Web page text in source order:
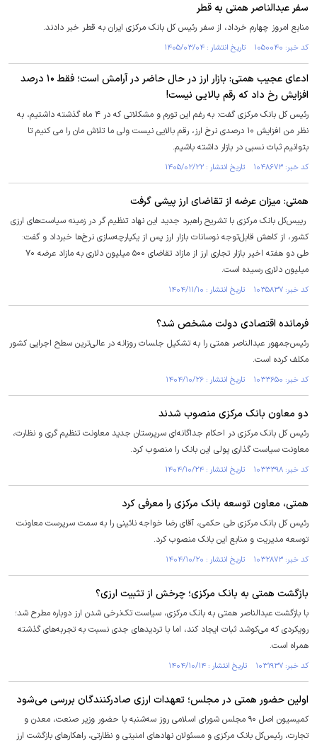
سفر عبدالناصر همتی به قطر
منابع امروز چهارم خرداد، از سفر رئیس کل بانک مرکزی ایران به قطر خبر دادند.
کد خبر: ۱۰۵۰۰۴۰ تاریخ انتشار : ۱۴۰۵/۰۳/۰۴
ادعای عجیب همتی: بازار ارز در حال حاضر در آرامش است؛ فقط ۱۰ درصد
افزایش رخ داد که رقم بالایی نیست!
رئیس کل بانک مرکزی گفت: به رغم این تورم و مشکلاتی که در ۴ ماه گذشته داشتیم، به
نظر من افزایش ۱۰ درصدی نرخ ارز، رقم بالایی نیست ولی ما تلاش مان را می کنیم تا
بتوانیم ثبات نسبی در بازار داشته باشیم.
کد خبر: ۱۰۴۸۶۷۳ تاریخ انتشار : ۱۴۰۵/۰۲/۲۲
همتی: میزان عرضه از تقاضای ارز پیشی گرفت
رییس‌کل بانک مرکزی با تشریح راهبرد جدید این نهاد تنظیم گر در زمینه سیاست‌های ارزی
کشور، از کاهش قابل‌توجه نوسانات بازار ارز پس از یکپارچه‌سازی نرخ‌ها خبرداد و گفت:
طی دو هفته اخیر بازار تجاری ارز از مازاد تقاضای ۵۰۰ میلیون دلاری به مازاد عرضه ۷۰
میلیون دلاری رسیده است.
کد خبر: ۱۰۳۵۸۳۷ تاریخ انتشار : ۱۴۰۴/۱۱/۱۰
فرمانده اقتصادی دولت مشخص شد؟
رئیس‌جمهور عبدالناصر همتی را به تشکیل جلسات روزانه در عالی‌ترین سطح اجرایی کشور
مکلف کرده است.
کد خبر: ۱۰۳۳۶۵۰ تاریخ انتشار : ۱۴۰۴/۱۰/۲۶
دو معاون بانک مرکزی منصوب شدند
رئیس کل بانک مرکزی در احکام جداگانه‌ای سرپرستان جدید معاونت تنظیم گری و نظارت،
معاونت سیاست گذاری پولی این بانک را منصوب کرد.
کد خبر: ۱۰۳۳۳۹۸ تاریخ انتشار : ۱۴۰۴/۱۰/۲۴
همتی، معاون توسعه بانک مرکزی را معرفی کرد
رئیس کل بانک مرکزی طی حکمی، آقای رضا خواجه نائینی را به سمت سرپرست معاونت
توسعه مدیریت و منابع این بانک منصوب کرد.
کد خبر: ۱۰۳۲۸۷۳ تاریخ انتشار : ۱۴۰۴/۱۰/۲۰
بازگشت همتی به بانک مرکزی؛ چرخش از تثبیت ارزی؟
با بازگشت عبدالناصر همتی به بانک مرکزی، سیاست تک‌نرخی شدن ارز دوباره مطرح شد؛
رویکردی که می‌کوشد ثبات ایجاد کند، اما با تردید‌های جدی نسبت به تجربه‌های گذشته
همراه است.
کد خبر: ۱۰۳۱۹۳۷ تاریخ انتشار : ۱۴۰۴/۱۰/۱۴
اولین حضور همتی در مجلس؛ تعهدات ارزی صادرکنندگان بررسی می‌شود
کمیسیون اصل ۹۰ مجلس شورای اسلامی روز سه‌شنبه با حضور وزیر صنعت، معدن و
تجارت، رئیس‌کل بانک مرکزی و مسئولان نهاد‌های امنیتی و نظارتی، راهکار‌های بازگشت ارز